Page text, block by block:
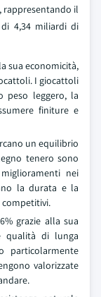
rappresentando il
4,34 miliardi di
sua economicità,
I giocattoli
leggero, la
finiture e
un equilibrio
tenero sono
nei
la durata e la
competitivi.
grazie alla sua
qualità di lunga
valorizzate